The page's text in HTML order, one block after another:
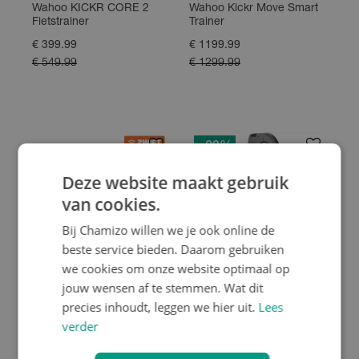
Wahoo KICKR CORE 2
Fietstrainer
€ 549.99
€ 399.99
Wahoo Kickr Move Smart
Trainer
€ 1299.99
€ 1199.99
Wahoo
Wahoo KICKR Power V6
- 23%
Tacx
Deze website maakt gebruik
van cookies.
Bij Chamizo willen we je ook online de
beste service bieden. Daarom gebruiken
we cookies om onze website optimaal op
jouw wensen af te stemmen. Wat dit
precies inhoudt, leggen we hier uit. Lees
verder